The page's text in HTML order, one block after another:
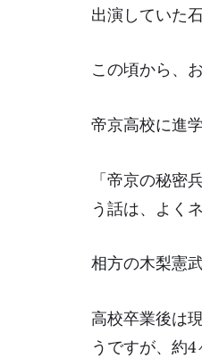
出演していた
この頃から、
帝京高校に進
「帝京の秘密
う話は、よく
相方の木梨憲
高校卒業後は
うですが、約